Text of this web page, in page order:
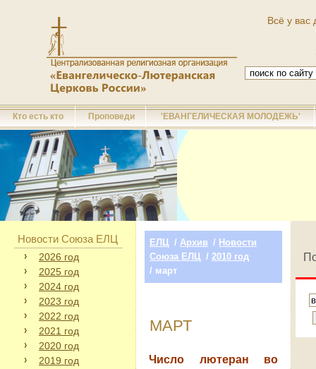
Всё у вас
Кто есть кто Проповеди 'ЕВАНГЕЛИЧЕСКАЯ МОЛОДЕЖЬ'
Новости Союза ЕЛЦ
2026 год
2025 год
2024 год
2023 год
2022 год
2021 год
2020 год
2019 год
ЕЛЦ / Архив / Новости
Союза ЕЛЦ / 2010 год
/ март
МАРТ
Число лютеран во